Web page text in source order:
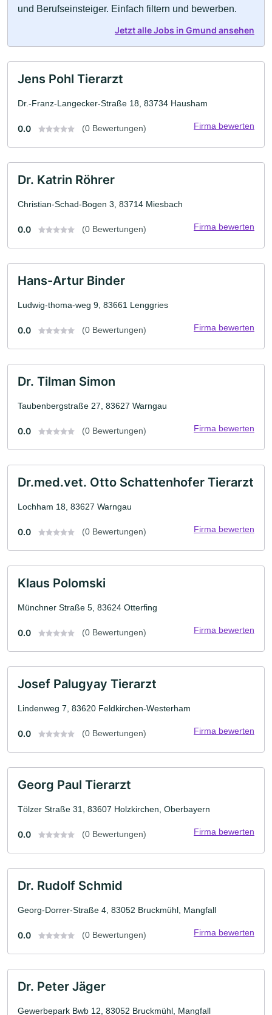
und Berufseinsteiger. Einfach filtern und bewerben.
Jetzt alle Jobs in Gmund ansehen
Jens Pohl Tierarzt
Dr.-Franz-Langecker-Straße 18, 83734 Hausham
0.0 (0 Bewertungen) Firma bewerten
Dr. Katrin Röhrer
Christian-Schad-Bogen 3, 83714 Miesbach
0.0 (0 Bewertungen) Firma bewerten
Hans-Artur Binder
Ludwig-thoma-weg 9, 83661 Lenggries
0.0 (0 Bewertungen) Firma bewerten
Dr. Tilman Simon
Taubenbergstraße 27, 83627 Warngau
0.0 (0 Bewertungen) Firma bewerten
Dr.med.vet. Otto Schattenhofer Tierarzt
Lochham 18, 83627 Warngau
0.0 (0 Bewertungen) Firma bewerten
Klaus Polomski
Münchner Straße 5, 83624 Otterfing
0.0 (0 Bewertungen) Firma bewerten
Josef Palugyay Tierarzt
Lindenweg 7, 83620 Feldkirchen-Westerham
0.0 (0 Bewertungen) Firma bewerten
Georg Paul Tierarzt
Tölzer Straße 31, 83607 Holzkirchen, Oberbayern
0.0 (0 Bewertungen) Firma bewerten
Dr. Rudolf Schmid
Georg-Dorrer-Straße 4, 83052 Bruckmühl, Mangfall
0.0 (0 Bewertungen) Firma bewerten
Dr. Peter Jäger
Gewerbepark Bwb 12, 83052 Bruckmühl, Mangfall